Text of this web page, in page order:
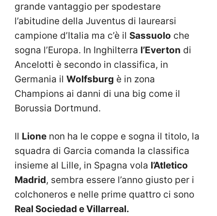
grande vantaggio per spodestare
l’abitudine della Juventus di laurearsi
campione d’Italia ma c’è il Sassuolo che
sogna l’Europa. In Inghilterra l’Everton di
Ancelotti è secondo in classifica, in
Germania il Wolfsburg è in zona
Champions ai danni di una big come il
Borussia Dortmund.
Il Lione non ha le coppe e sogna il titolo, la
squadra di Garcia comanda la classifica
insieme al Lille, in Spagna vola l’Atletico
Madrid, sembra essere l’anno giusto per i
colchoneros e nelle prime quattro ci sono
Real Sociedad e Villarreal.